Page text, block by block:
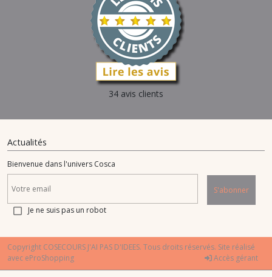
34 avis clients
Actualités
Bienvenue dans l'univers Cosca
S'abonner
Je ne suis pas un robot
Copyright COSECOURS J'AI PAS D'IDEES. Tous droits réservés. Site réalisé
avec eProShopping Accès gérant